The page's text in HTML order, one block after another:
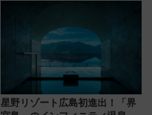
星野リゾート広島初進出！「界